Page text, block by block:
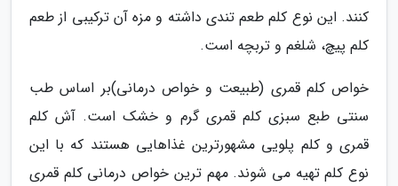
کنند. این نوع کلم طعم تندی داشته و مزه آن ترکیبی از طعم
کلم پیچ، شلغم و تربچه است.
خواص کلم قمری (طبیعت و خواص درمانی)بر اساس طب
سنتی طبع سبزی کلم قمری گرم و خشک است. آش کلم
قمری و کلم پلویی مشهورترین غذاهایی هستند که با این
نوع کلم تهیه می شوند. مهم ترین خواص درمانی کلم قمری